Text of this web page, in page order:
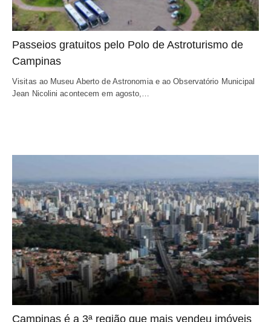
Passeios gratuitos pelo Polo de Astroturismo de
Campinas
Visitas ao Museu Aberto de Astronomia e ao Observatório Municipal
Jean Nicolini acontecem em agosto,…
Campinas é a 3ª região que mais vendeu imóveis